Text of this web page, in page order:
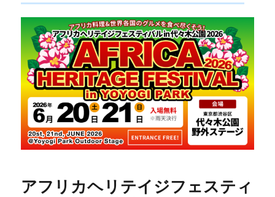
アフリカヘリテイジフェスティ